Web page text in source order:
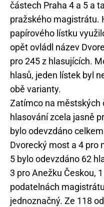
částech Praha 4 a 5 a
pražského magistrátu.
papírového lístku
opět ovládl název
pro 245 z hlasujících.
hlasů, jeden lístek byl
obě varianty.
Zatímco na městských
hlasování zcela jasně
bylo odevzdáno
Dvorecký most a 4 pro
5 bylo odevzdáno 62
3 pro Anežku Českou,
podatelnách
jednoznačný. Ze 118